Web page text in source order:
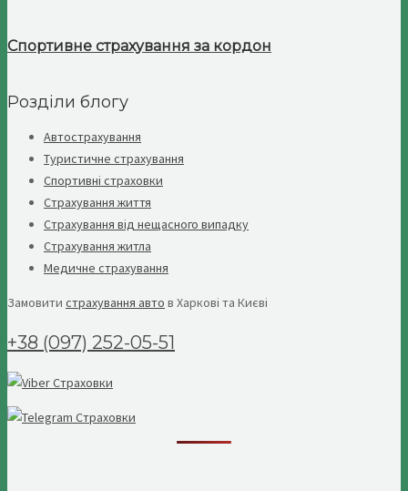
Спортивне страхування за кордон
Розділи блогу
Автострахування
Туристичне страхування
Спортивні страховки
Страхування життя
Страхування від нещасного випадку
Страхування житла
Медичне страхування
Замовити страхування авто в Харкові та Києві
+38 (097) 252-05-51